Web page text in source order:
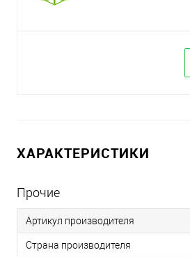
ХАРАКТЕРИСТИКИ
Прочие
Артикул производителя
Страна производителя